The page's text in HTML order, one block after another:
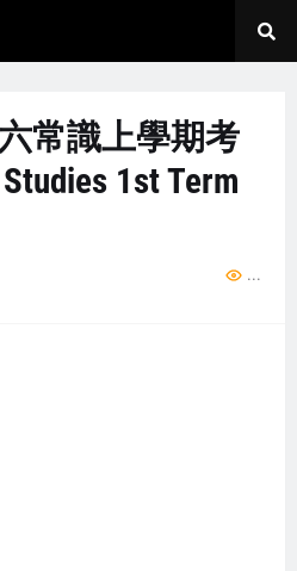
常識上學期考
1st Term
...